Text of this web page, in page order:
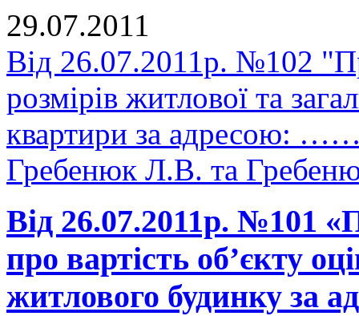
29.07.2011
Від 26.07.2011р. №102
розмірів житлової та
квартири за адресою:
Гребенюк Л.В. та
Від 26.07.2011р. №101
про вартість об’єкту
житлового будинку за